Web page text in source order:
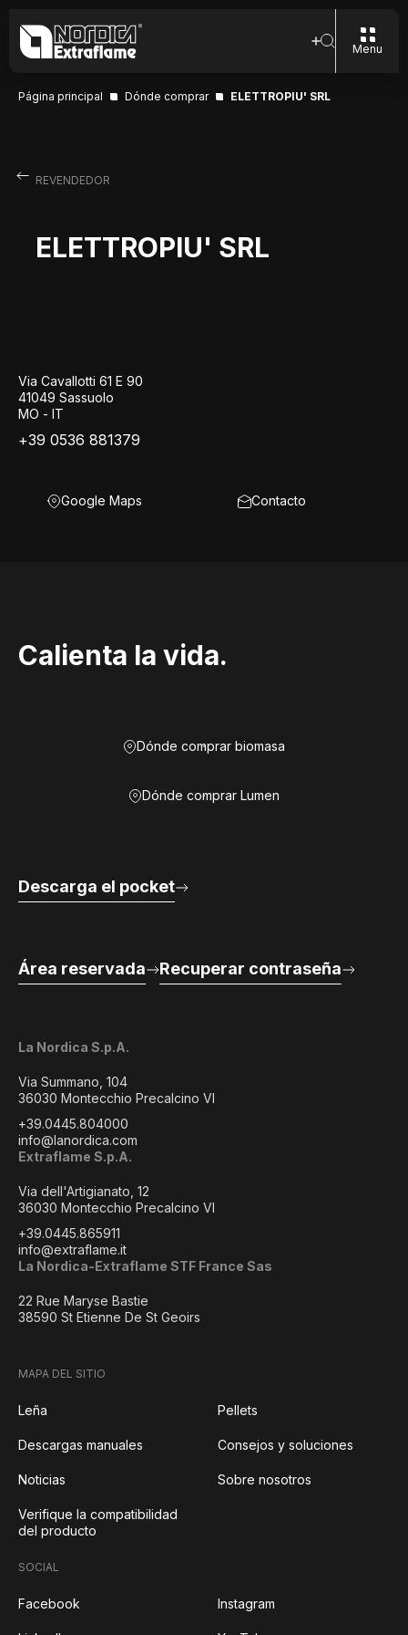
Menu
Página principal Dónde comprar ELETTROPIU' SRL
REVENDEDOR
ELETTROPIU' SRL
Via Cavallotti 61 E 90
41049 Sassuolo
MO - IT
+39 0536 881379
Google Maps Contacto
Calienta la vida.
Dónde comprar biomasa
Dónde comprar Lumen
La Nordica S.p.A.
Via Summano, 104
36030 Montecchio Precalcino VI
+39.0445.804000
info@lanordica.com
Extraflame S.p.A.
Via dell'Artigianato, 12
36030 Montecchio Precalcino VI
+39.0445.865911
info@extraflame.it
La Nordica-Extraflame STF France Sas
22 Rue Maryse Bastie
38590 St Etienne De St Geoirs
Descarga el pocket
Área reservada Recuperar contraseña
MAPA DEL SITIO
Leña Pellets
Descargas manuales Consejos y soluciones
Noticias Sobre nosotros
Verifique la compatibilidad
del producto
SOCIAL
Facebook Instagram